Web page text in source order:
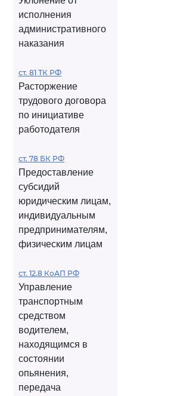
исполнения
административного
наказания
ст. 81 ТК РФ
Расторжение
трудового договора
по инициативе
работодателя
ст. 78 БК РФ
Предоставление
субсидий
юридическим лицам,
индивидуальным
предпринимателям,
физическим лицам
ст. 12.8 КоАП РФ
Управление
транспортным
средством
водителем,
находящимся в
состоянии
опьянения,
передача